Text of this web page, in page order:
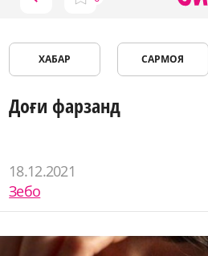
ХАБАР САРМОЯ
Доғи фарзанд
18.12.2021
Зебо